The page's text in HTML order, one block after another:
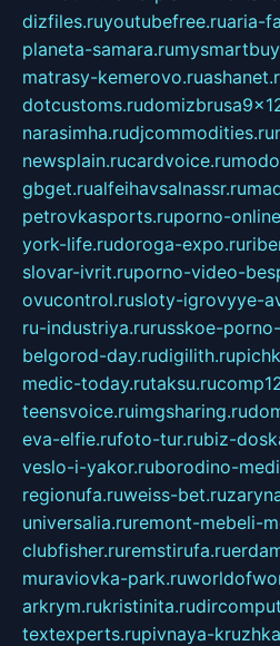
dizfiles.ruyoutubefree.ruaria-
planeta-samara.ru
matrasy-kemerovo.ru
dotcustoms.ru
narasimha.rudjcommodities.ru
newsplain.rucardvoice.ru
gbget.rualfeihavsalnassr.ru
petrovkasports.ruporno-
york-life.rudoroga-expo.ru
slovar-ivrit.ruporno-video-
ovucontrol.rusloty-igrovyye-
ru-industriya.rurusskoe-
belgorod-day.rudigilith.ru
medic-today.rutaksu.ru
teensvoice.ruimgsharing.ru
eva-elfie.rufoto-tur.rubiz-
veslo-i-yakor.ruborodino-
regionufa.ruweiss-bet.ru
universalia.ruremont-mebeli-
clubfisher.ruremstirufa.ru
muraviovka-park.ru
arkrym.rukristinita.ru
textexperts.rupivnaya-